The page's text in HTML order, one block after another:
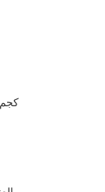
0.350 كجم